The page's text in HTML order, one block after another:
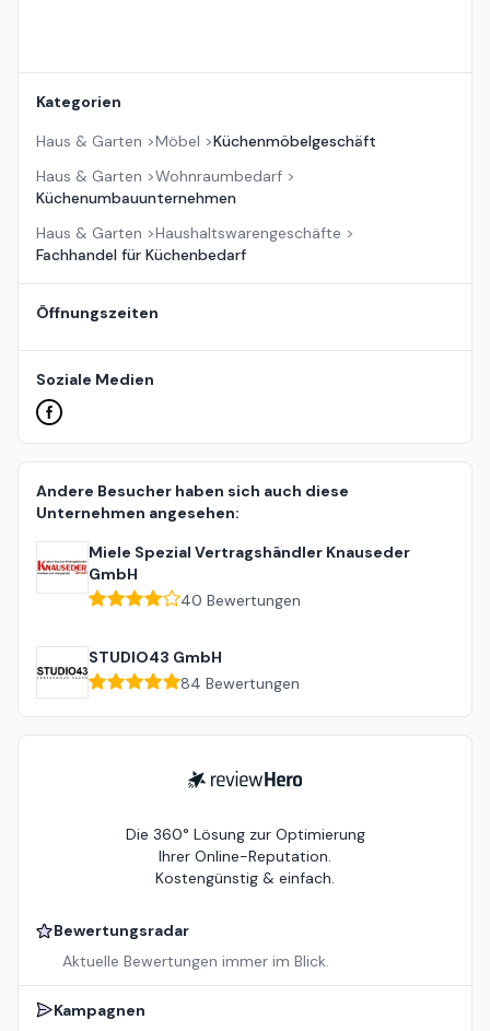
Kategorien
Haus & Garten >Möbel >Küchenmöbelgeschäft
Haus & Garten >Wohnraumbedarf >
Küchenumbauunternehmen
Haus & Garten >Haushaltswarengeschäfte >
Fachhandel für Küchenbedarf
Öffnungszeiten
Soziale Medien
Andere Besucher haben sich auch diese
Unternehmen angesehen:
Miele Spezial Vertragshändler Knauseder
GmbH
40 Bewertungen
STUDIO43 GmbH
84 Bewertungen
ReviewHero
Die 360° Lösung zur Optimierung
Ihrer Online-Reputation.
Kostengünstig & einfach.
Bewertungsradar
Aktuelle Bewertungen immer im Blick.
Kampagnen